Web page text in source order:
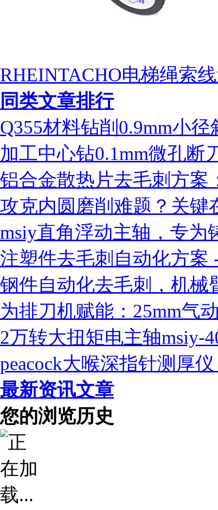
RHEINTACHO电梯绳索
同类文章排行
Q355材料钻削0.9mm小
加工中心钻0.1mm微孔断
铝合金散热片去毛刺方案
攻克内圆磨削难题？关键
msiy直角浮动主轴，专为
注塑件去毛刺自动化方案
钢件自动化去毛刺，机械
为排刀机赋能：25mm气
2万转大扭矩电主轴msiy-
peacock大喉深指针测厚
最新资讯文章
您的浏览历史